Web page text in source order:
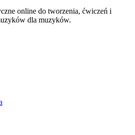
online do tworzenia, ćwiczeń i
dla muzyków.